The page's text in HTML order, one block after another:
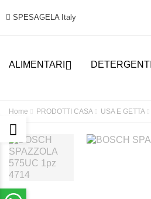
SPESAGELA Italy
ALIMENTARI  DETERGENTI
Home PRODOTTI CASA USA E GETTA